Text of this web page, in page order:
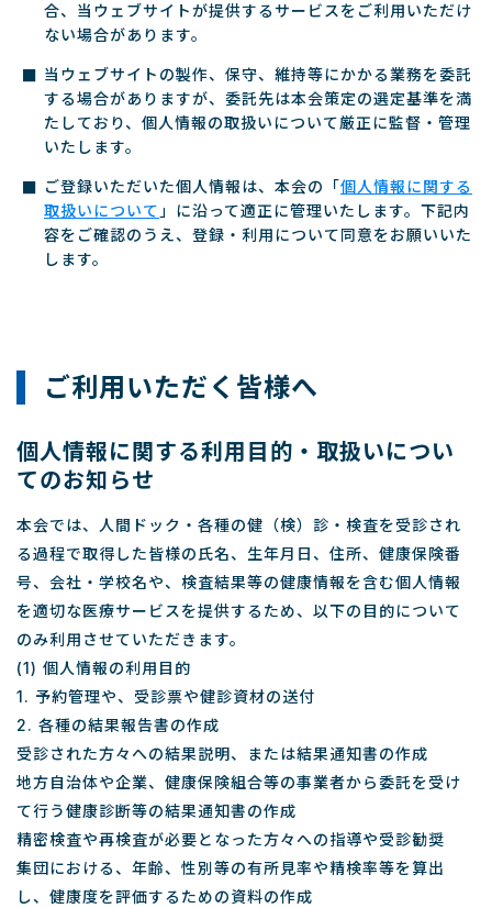
合、当ウェブサイトが提供するサービスをご利用いただけ
ない場合があります。
当ウェブサイトの製作、保守、維持等にかかる業務を委託
する場合がありますが、委託先は本会策定の選定基準を満
たしており、個人情報の取扱いについて厳正に監督・管理
いたします。
ご登録いただいた個人情報は、本会の「個人情報に関する
取扱いについて 」に沿って適正に管理いたします。下記内
容をご確認のうえ、登録・利用について同意をお願いいた
します。
ご利用いただく皆様へ
個人情報に関する利用目的・取扱いについ
てのお知らせ
本会では、人間ドック・各種の健（検）診・検査を受診され
る過程で取得した皆様の氏名、生年月日、住所、健康保険番
号、会社・学校名や、検査結果等の健康情報を含む個人情報
を適切な医療サービスを提供するため、以下の目的について
のみ利用させていただきます。
(1) 個人情報の利用目的
1. 予約管理や、受診票や健診資材の送付
2. 各種の結果報告書の作成
受診された方々への結果説明、または結果通知書の作成
地方自治体や企業、健康保険組合等の事業者から委託を受け
て行う健康診断等の結果通知書の作成
精密検査や再検査が必要となった方々への指導や受診勧奨
集団における、年齢、性別等の有所見率や精検率等を算出
し、健康度を評価するための資料の作成